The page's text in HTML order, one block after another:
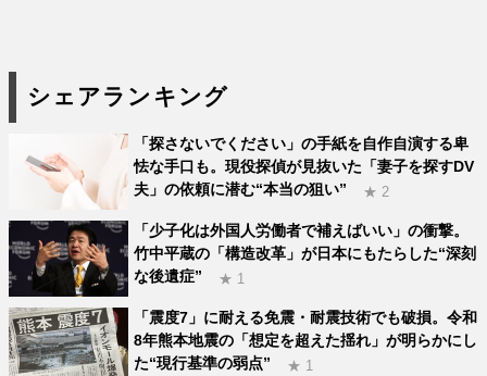
シェアランキング
「探さないでください」の手紙を自作自演する卑
怯な手口も。現役探偵が見抜いた「妻子を探すDV
夫」の依頼に潜む“本当の狙い”
★ 2
「少子化は外国人労働者で補えばいい」の衝撃。
竹中平蔵の「構造改革」が日本にもたらした“深刻
な後遺症”
★ 1
「震度7」に耐える免震・耐震技術でも破損。令和
8年熊本地震の「想定を超えた揺れ」が明らかにし
た“現行基準の弱点”
★ 1